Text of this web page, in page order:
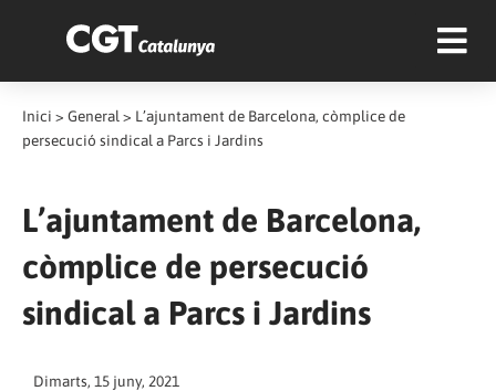
Inici > General > L’ajuntament de Barcelona, còmplice de
persecució sindical a Parcs i Jardins
L’ajuntament de Barcelona,
còmplice de persecució
sindical a Parcs i Jardins
Dimarts, 15 juny, 2021